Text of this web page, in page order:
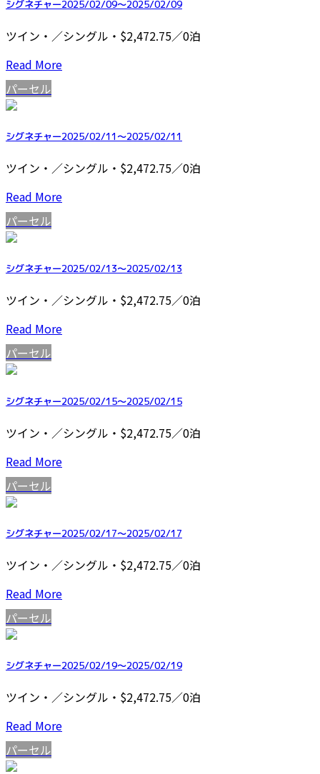
シグネチャー2025/02/09～2025/02/09
ツイン・／シングル・$2,472.75／0泊
Read More
パーセル
シグネチャー2025/02/11～2025/02/11
ツイン・／シングル・$2,472.75／0泊
Read More
パーセル
シグネチャー2025/02/13～2025/02/13
ツイン・／シングル・$2,472.75／0泊
Read More
パーセル
シグネチャー2025/02/15～2025/02/15
ツイン・／シングル・$2,472.75／0泊
Read More
パーセル
シグネチャー2025/02/17～2025/02/17
ツイン・／シングル・$2,472.75／0泊
Read More
パーセル
シグネチャー2025/02/19～2025/02/19
ツイン・／シングル・$2,472.75／0泊
Read More
パーセル